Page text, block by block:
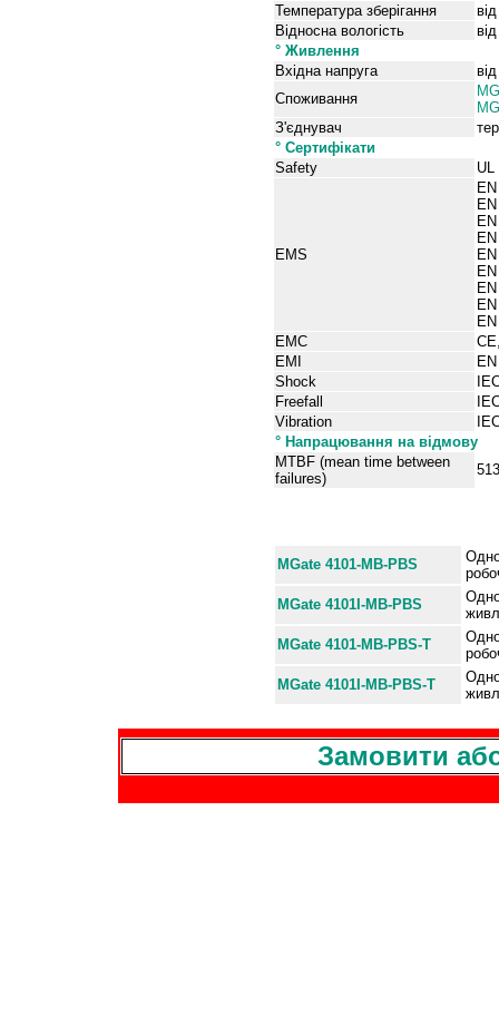
Температура зберігання
Відносна вологість
° Живлення
Вхідна напруга
Споживання
З'єднувач
° Сертифікати
Safety
UL
EMS
EMC
EMI
Shock
Freefall
Vibration
° Напрацювання на відмову
MTBF (mean time between
failures)
MGate 4101-MB-PBS
MGate 4101I-MB-PBS
MGate 4101-MB-PBS-T
MGate 4101I-MB-PBS-T
Замовити